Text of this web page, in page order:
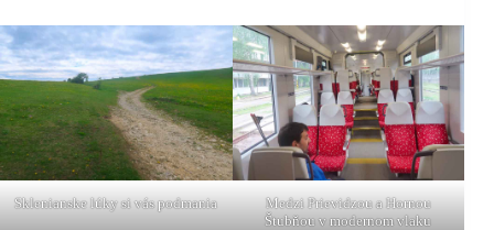
Sklenianske lúky si vás podmania
Medzi Prievidzou a Hornou
Štubňou v modernom vlaku